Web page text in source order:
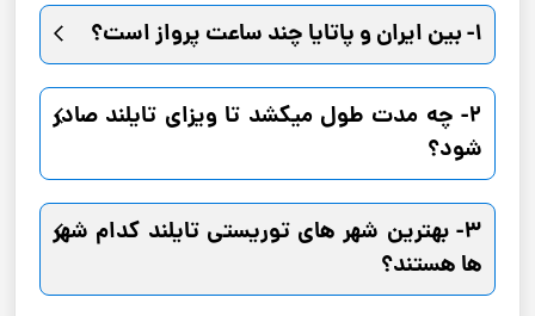
1- بین ایران و پاتایا چند ساعت پرواز است؟
2- چه مدت طول میکشد تا ویزای تایلند صادر
شود؟
3- بهترین شهر های توریستی تایلند کدام شهر
ها هستند؟